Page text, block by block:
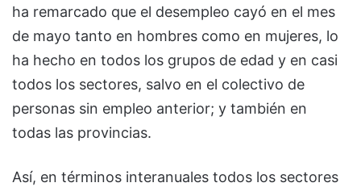
ha remarcado que el desempleo cayó en el mes
de mayo tanto en hombres como en mujeres, lo
ha hecho en todos los grupos de edad y en casi
todos los sectores, salvo en el colectivo de
personas sin empleo anterior; y también en
todas las provincias.
Así, en términos interanuales todos los sectores